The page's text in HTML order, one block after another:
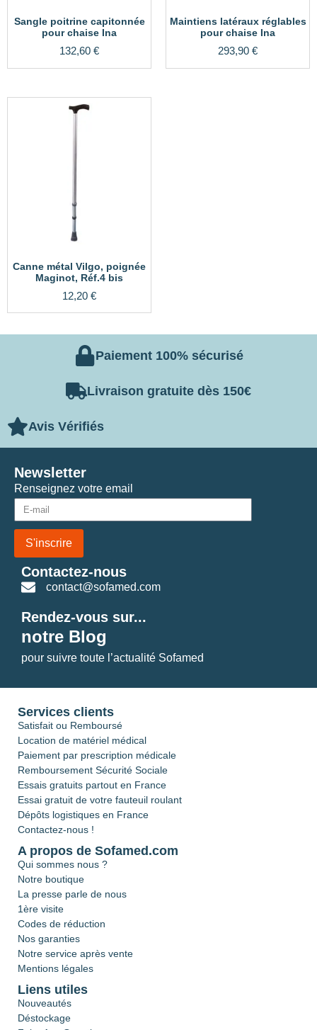
Sangle poitrine capitonnée
pour chaise Ina
132,60 €
Maintiens latéraux réglables
pour chaise Ina
293,90 €
Canne métal Vilgo, poignée
Maginot, Réf.4 bis
12,20 €
Paiement 100% sécurisé
Livraison gratuite dès 150€
Avis Vérifiés
Renseignez votre email
S'inscrire
Newsletter
Contactez-nous
contact@sofamed.com
Rendez-vous sur...
notre Blog
pour suivre toute l’actualité Sofamed
Services clients
Satisfait ou Remboursé
Location de matériel médical
Paiement par prescription médicale
Remboursement Sécurité Sociale
Essais gratuits partout en France
Essai gratuit de votre fauteuil roulant
Dépôts logistiques en France
Contactez-nous !
A propos de Sofamed.com
Qui sommes nous ?
Notre boutique
La presse parle de nous
1ère visite
Codes de réduction
Nos garanties
Notre service après vente
Mentions légales
Liens utiles
Nouveautés
Déstockage